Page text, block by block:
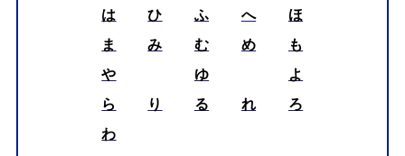
は
ひ ふ へ
ほ
ま
み む め
も
や
ゆ
よ
ら
り る れ
ろ
わ